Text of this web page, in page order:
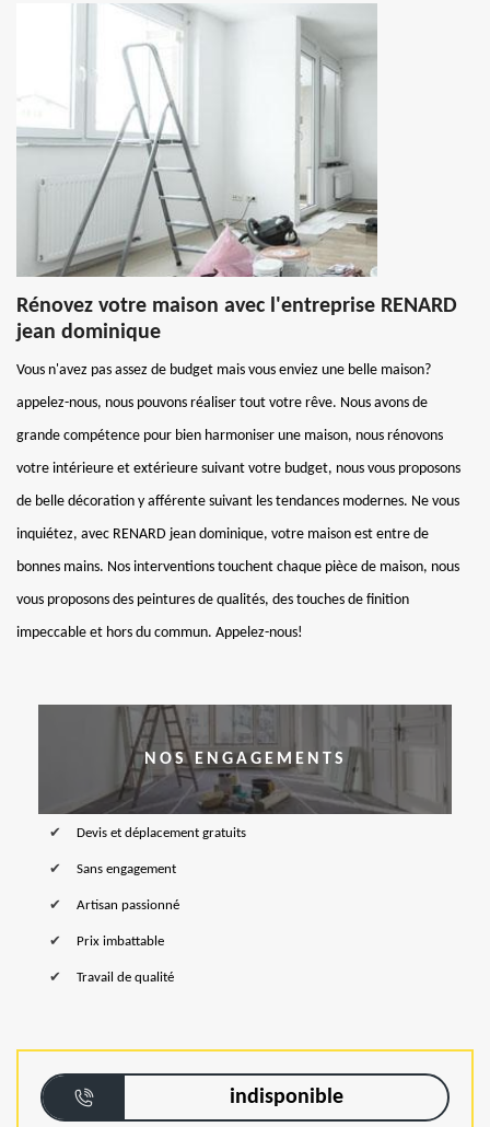
Rénovez votre maison avec l'entreprise RENARD
jean dominique
Vous n'avez pas assez de budget mais vous enviez une belle maison?
appelez-nous, nous pouvons réaliser tout votre rêve. Nous avons de
grande compétence pour bien harmoniser une maison, nous rénovons
votre intérieure et extérieure suivant votre budget, nous vous proposons
de belle décoration y afférente suivant les tendances modernes. Ne vous
inquiétez, avec RENARD jean dominique, votre maison est entre de
bonnes mains. Nos interventions touchent chaque pièce de maison, nous
vous proposons des peintures de qualités, des touches de finition
impeccable et hors du commun. Appelez-nous!
NOS ENGAGEMENTS
Devis et déplacement gratuits
Sans engagement
Artisan passionné
Prix imbattable
Travail de qualité
indisponible